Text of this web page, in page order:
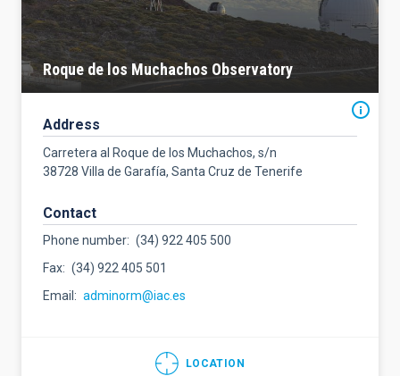
Roque de los Muchachos Observatory
Address
Carretera al Roque de los Muchachos, s/n
38728 Villa de Garafía, Santa Cruz de Tenerife
Contact
Phone number
(34) 922 405 500
Fax
(34) 922 405 501
Email
adminorm@iac.es
LOCATION